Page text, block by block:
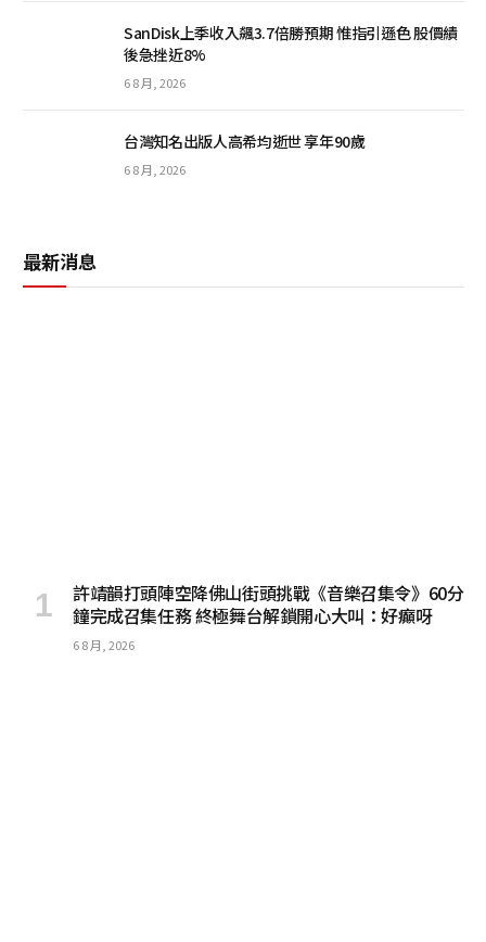
SanDisk上季收入飆3.7倍勝預期 惟指引遜色 股價績
後急挫近8%
6 8 月, 2026
台灣知名出版人高希均逝世 享年90歲
6 8 月, 2026
最新消息
許靖韻打頭陣空降佛山街頭挑戰《音樂召集令》60分
鐘完成召集任務 終極舞台解鎖開心大叫：好癲呀
6 8 月, 2026